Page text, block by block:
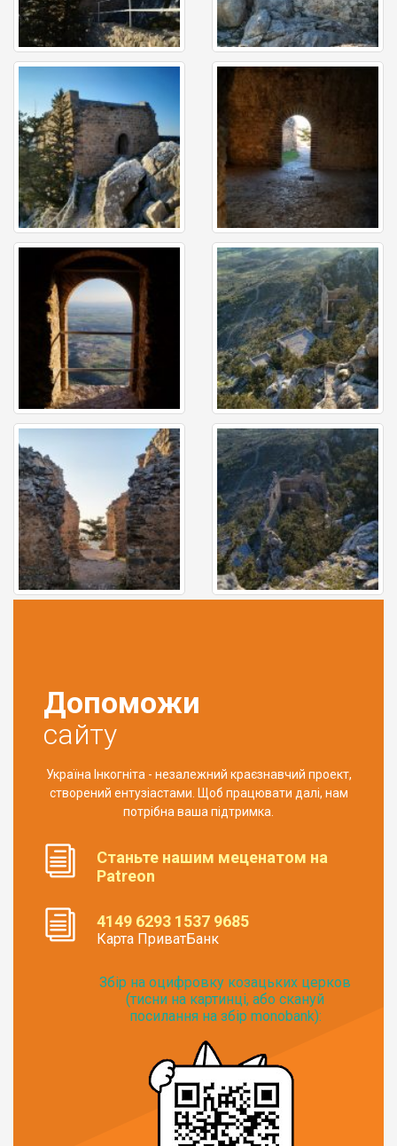
Допоможи
сайту
Україна Інкогніта - незалежний краєзнавчий проект,
створений ентузіастами. Щоб працювати далі, нам
потрібна ваша підтримка.
Станьте нашим меценатом на
Patreon
4149 6293 1537 9685
Карта ПриватБанк
Збір на оцифровку козацьких церков
(тисни на картинці, або скануй
посилання на збір monobank):